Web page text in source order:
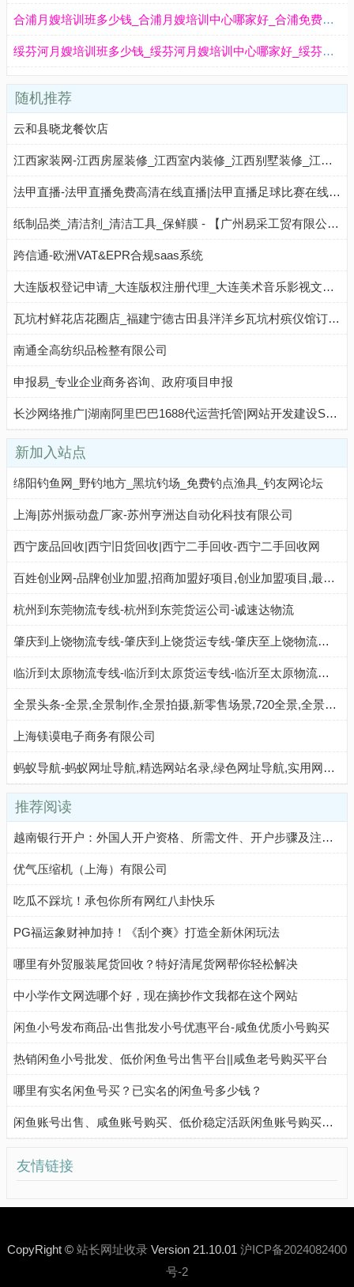
合浦月嫂培训班多少钱_合浦月嫂培训中心哪家好_合浦免费月嫂培训学习报名-合浦月嫂培训学校机构
绥芬河月嫂培训班多少钱_绥芬河月嫂培训中心哪家好_绥芬河免费月嫂培训学习报名-绥芬河月嫂培训学校机构
随机推荐
云和县晓龙餐饮店
江西家装网-江西房屋装修_江西室内装修_江西别墅装修_江西装修价格_江西装修设计_江西十大装修公司
法甲直播-法甲直播免费高清在线直播|法甲直播足球比赛在线观看|法甲直播360足球直播
纸制品类_清洁剂_清洁工具_保鲜膜 - 【广州易采工贸有限公司】
跨信通-欧洲VAT&EPR合规saas系统
大连版权登记申请_大连版权注册代理_大连美术音乐影视文字版权保护-大连版权服务公司
瓦坑村鲜花店花圈店_福建宁德古田县泮洋乡瓦坑村殡仪馆订花圈代送花圈配送服务(地址、电话、配送范围)
南通全高纺织品检整有限公司
申报易_专业企业商务咨询、政府项目申报
长沙网络推广|湖南阿里巴巴1688代运营托管|网站开发建设SEO|抖音运营推广公司
新加入站点
绵阳钓鱼网_野钓地方_黑坑钓场_免费钓点渔具_钓友网论坛
上海|苏州振动盘厂家-苏州亨洲达自动化科技有限公司
西宁废品回收|西宁旧货回收|西宁二手回收-西宁二手回收网
百姓创业网-品牌创业加盟,招商加盟好项目,创业加盟项目,最新招商加盟项目,正规的招商加盟网
杭州到东莞物流专线-杭州到东莞货运公司-诚速达物流
肇庆到上饶物流专线-肇庆到上饶货运专线-肇庆至上饶物流公司-就发物流网
临沂到太原物流专线-临沂到太原货运专线-临沂至太原物流公司-就发物流网
全景头条-全景,全景制作,全景拍摄,新零售场景,720全景,全景头条-建材之家 JC68.COM®
上海镁谟电子商务有限公司
蚂蚁导航-蚂蚁网址导航,精选网站名录,绿色网址导航,实用网站大全
推荐阅读
越南银行开户：外国人开户资格、所需文件、开户步骤及注意事项
优气压缩机（上海）有限公司
吃瓜不踩坑！承包你所有网红八卦快乐
PG福运象财神加持！《刮个爽》打造全新休闲玩法
哪里有外贸服装尾货回收？特好清尾货网帮你轻松解决
中小学作文网选哪个好，现在摘抄作文我都在这个网站
闲鱼小号发布商品-出售批发小号优惠平台-咸鱼优质小号购买
热销闲鱼小号批发、低价闲鱼号出售平台||咸鱼老号购买平台
哪里有实名闲鱼号买？已实名的闲鱼号多少钱？
闲鱼账号出售、咸鱼账号购买、低价稳定活跃闲鱼账号购买流程
友情链接
CopyRight © 站长网址收录 Version 21.10.01 沪ICP备2024082400
号-2